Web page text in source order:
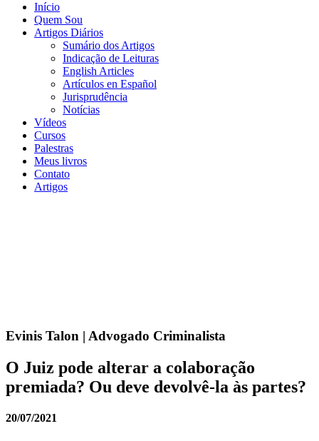
Início
Quem Sou
Artigos Diários
Sumário dos Artigos
Indicação de Leituras
English Articles
Artículos en Español
Jurisprudência
Notícias
Vídeos
Cursos
Palestras
Meus livros
Contato
Artigos
Evinis Talon | Advogado Criminalista
O Juiz pode alterar a colaboração
premiada? Ou deve devolvê-la às partes?
20/07/2021